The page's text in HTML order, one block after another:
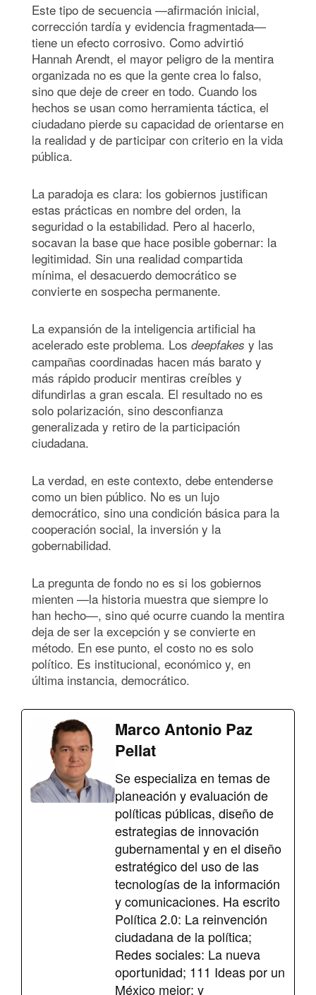
Este tipo de secuencia —afirmación inicial,
corrección tardía y evidencia fragmentada—
tiene un efecto corrosivo. Como advirtió
Hannah Arendt, el mayor peligro de la mentira
organizada no es que la gente crea lo falso,
sino que deje de creer en todo. Cuando los
hechos se usan como herramienta táctica, el
ciudadano pierde su capacidad de orientarse en
la realidad y de participar con criterio en la vida
pública.
La paradoja es clara: los gobiernos justifican
estas prácticas en nombre del orden, la
seguridad o la estabilidad. Pero al hacerlo,
socavan la base que hace posible gobernar: la
legitimidad. Sin una realidad compartida
mínima, el desacuerdo democrático se
convierte en sospecha permanente.
La expansión de la inteligencia artificial ha
acelerado este problema. Los deepfakes y las
campañas coordinadas hacen más barato y
más rápido producir mentiras creíbles y
difundirlas a gran escala. El resultado no es
solo polarización, sino desconfianza
generalizada y retiro de la participación
ciudadana.
La verdad, en este contexto, debe entenderse
como un bien público. No es un lujo
democrático, sino una condición básica para la
cooperación social, la inversión y la
gobernabilidad.
La pregunta de fondo no es si los gobiernos
mienten —la historia muestra que siempre lo
han hecho—, sino qué ocurre cuando la mentira
deja de ser la excepción y se convierte en
método. En ese punto, el costo no es solo
político. Es institucional, económico y, en
última instancia, democrático.
Marco Antonio Paz
Pellat
Se especializa en temas de
planeación y evaluación de
políticas públicas, diseño de
estrategias de innovación
gubernamental y en el diseño
estratégico del uso de las
tecnologías de la información
y comunicaciones. Ha escrito
Política 2.0: La reinvención
ciudadana de la política;
Redes sociales: La nueva
oportunidad; 111 Ideas por un
México mejor; y